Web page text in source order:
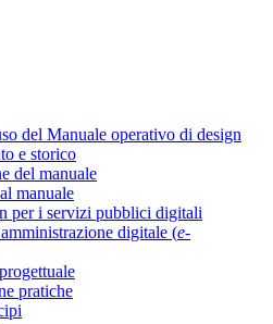
del Manuale operativo di design
e storico
del manuale
manuale
per i servizi pubblici digitali
digitale (e-
pratiche